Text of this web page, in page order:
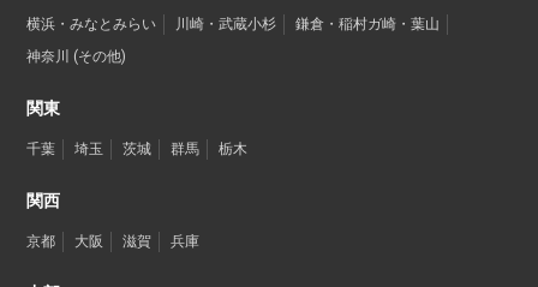
横浜・みなとみらい 川崎・武蔵小杉
鎌倉・稲村ガ崎・葉山
神奈川 (その他)
関東
千葉 埼玉 茨城 群馬 栃木
関西
京都 大阪 滋賀 兵庫